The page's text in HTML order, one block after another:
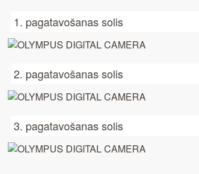
1. pagatavošanas solis
2. pagatavošanas solis
3. pagatavošanas solis